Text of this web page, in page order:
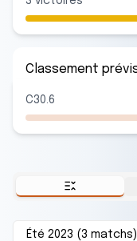
Classement
C30.6
Été 2023 (3 matchs )